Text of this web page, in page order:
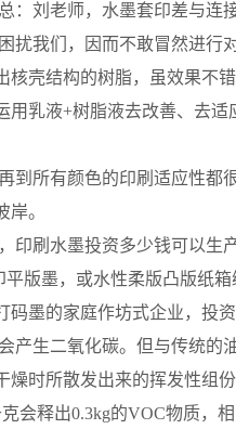
：刘老师，水墨套印差与连
我们，因而不敢冒然进行
核壳结构的树脂，虽效果不
用乳液+树脂液去改善、去
所有颜色的印刷适应性都
。
刷水墨投资多少钱可以生
版墨，或水性柔版凸版纸
码墨的家庭作坊式企业，投
生二氧化碳。但与传统的
燥时所散发出来的挥发性组
会释出0.3kg的VOC物质，